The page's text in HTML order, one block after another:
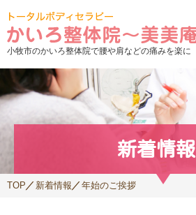
小牧市のかいろ整体院で腰や肩などの痛みを楽に
新着情報
TOP 新着情報 年始のご挨拶